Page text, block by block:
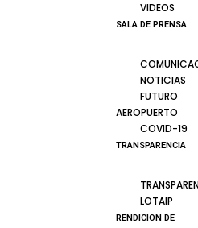
VIDEOS
SALA DE PRENSA
NOTICIAS
FUTURO
AEROPUERTO
COVID-19
TRANSPARENCIA
LOTAIP
RENDICION DE